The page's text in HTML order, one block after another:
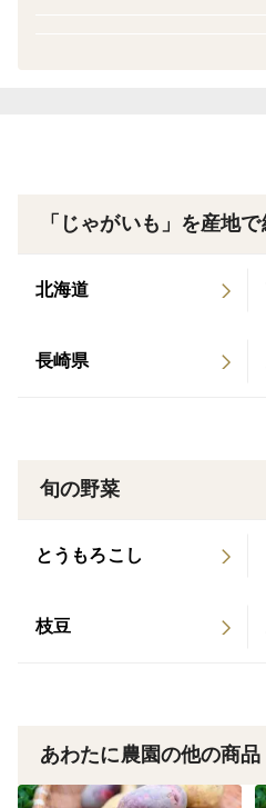
よく洗ったじゃがいもをラッ
シンプルな食べ方ほど、デジ
煮崩れしにくく、ホクホク食
プルな料理でも、
旨味の濃さをしっかり楽しめ
「じゃがいも」を産地
北海道
長崎県
旬の野菜
とうもろこし
枝豆
あわたに農園の他の商品